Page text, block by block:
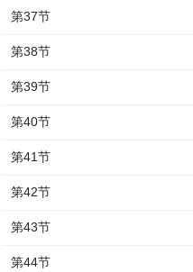
第37节
第38节
第39节
第40节
第41节
第42节
第43节
第44节